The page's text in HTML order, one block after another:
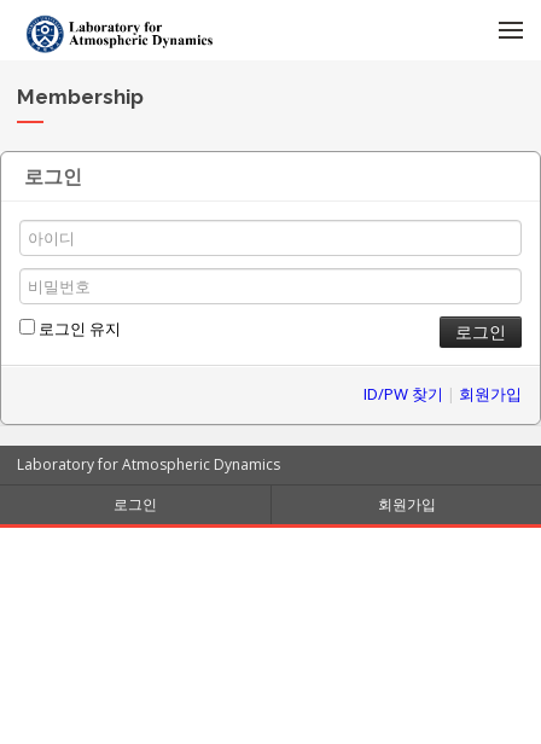
Membership
로그인
로그인 유지
ID/PW 찾기 | 회원가입
Laboratory for Atmospheric Dynamics
로그인
회원가입